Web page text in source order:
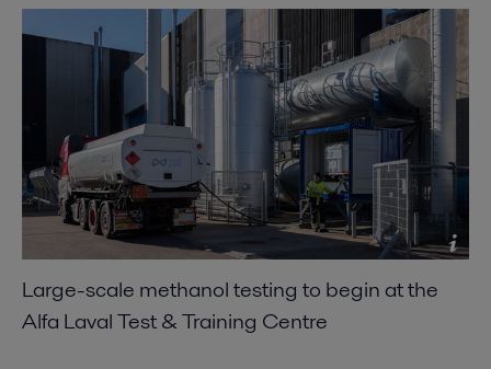
Large-scale methanol testing to begin at the
Alfa Laval Test & Training Centre